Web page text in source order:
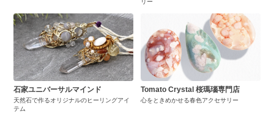
リー
石家ユニバーサルマインド
天然石で作るオリジナルのヒーリングアイ
テム
Tomato Crystal 桜瑪瑙専門店
心をときめかせる春色アクセサリー